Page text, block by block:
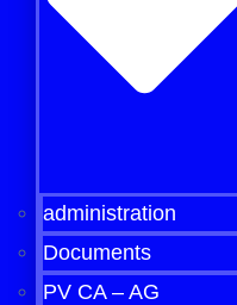
administration
Documents
PV CA – AG